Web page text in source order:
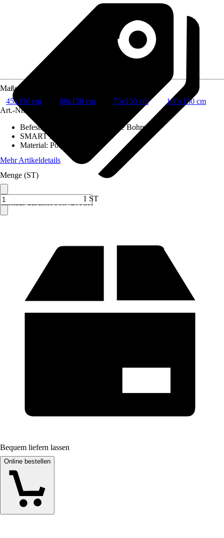
Verkauf durch:HORNBACH
Maße (BxH)
45x150 cm
60x150 cm 75x150 cm
100x150 cm
Art.-Nr.
Befestigung
Klemmträger, Ohne Bohren
SMART HOME Fähig
Nein
Material: Polyester (PES)
Mehr Artikeldetails
Menge (ST)
1 ST
Bequem liefern lassen
Online bestellen